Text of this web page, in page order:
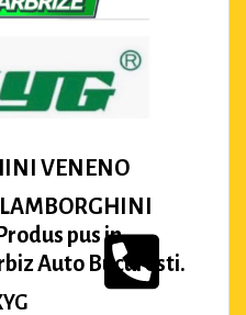
VENENO
pus in
Auto Bucuresti.